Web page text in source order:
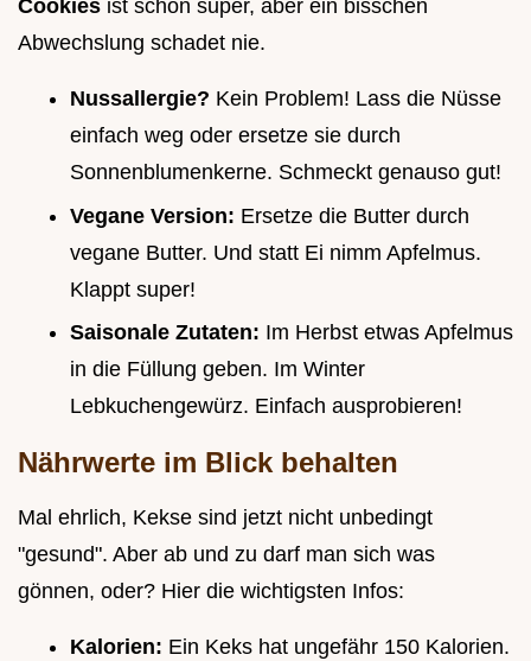
Cookies ist schon super, aber ein bisschen
Abwechslung schadet nie.
Nussallergie? Kein Problem! Lass die Nüsse
einfach weg oder ersetze sie durch
Sonnenblumenkerne. Schmeckt genauso gut!
Vegane Version: Ersetze die Butter durch
vegane Butter. Und statt Ei nimm Apfelmus.
Klappt super!
Saisonale Zutaten: Im Herbst etwas Apfelmus
in die Füllung geben. Im Winter
Lebkuchengewürz. Einfach ausprobieren!
Nährwerte im Blick behalten
Mal ehrlich, Kekse sind jetzt nicht unbedingt
"gesund". Aber ab und zu darf man sich was
gönnen, oder? Hier die wichtigsten Infos:
Kalorien: Ein Keks hat ungefähr 150 Kalorien.